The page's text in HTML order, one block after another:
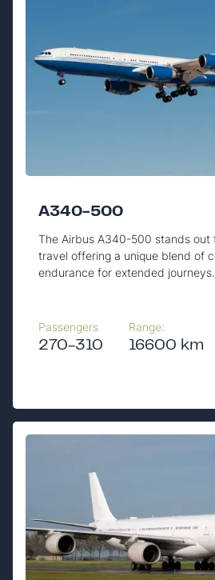
A340-500
The Airbus A340-500 stands out
travel offering a unique blend of
endurance for extended journeys.
Passengers
270-310
Range:
16600 km